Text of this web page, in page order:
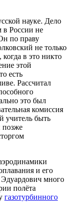
науке. Дело
в России не
по праву
не только
в это никто
этой
есть
Рассчитал
это был
комиссия
учитель быть
позже
и его
много
полёта
газотурбинного